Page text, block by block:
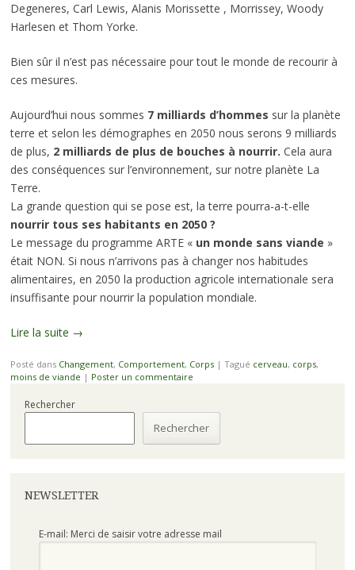
Degeneres, Carl Lewis, Alanis Morissette , Morrissey, Woody
Harlesen et Thom Yorke.
Bien sûr il n’est pas nécessaire pour tout le monde de recourir à
ces mesures.
Aujourd’hui nous sommes 7 milliards d’hommes sur la planète
terre et selon les démographes en 2050 nous serons 9 milliards
de plus, 2 milliards de plus de bouches à nourrir. Cela aura
des conséquences sur l’environnement, sur notre planète La
Terre.
La grande question qui se pose est, la terre pourra-a-t-elle
nourrir tous ses habitants en 2050 ?
Le message du programme ARTE « un monde sans viande »
était NON. Si nous n’arrivons pas à changer nos habitudes
alimentaires, en 2050 la production agricole internationale sera
insuffisante pour nourrir la population mondiale.
Lire la suite →
Posté dans Changement, Comportement, Corps | Tagué cerveau, corps,
moins de viande | Poster un commentaire
Rechercher
Rechercher
NEWSLETTER
E-mail: Merci de saisir votre adresse mail